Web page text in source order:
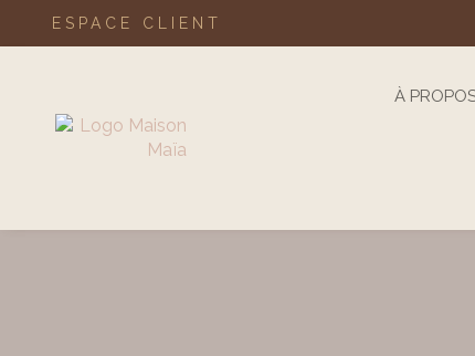
ESPACE CLIENT
À